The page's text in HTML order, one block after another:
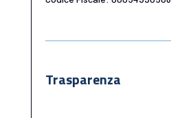
Trasparenza